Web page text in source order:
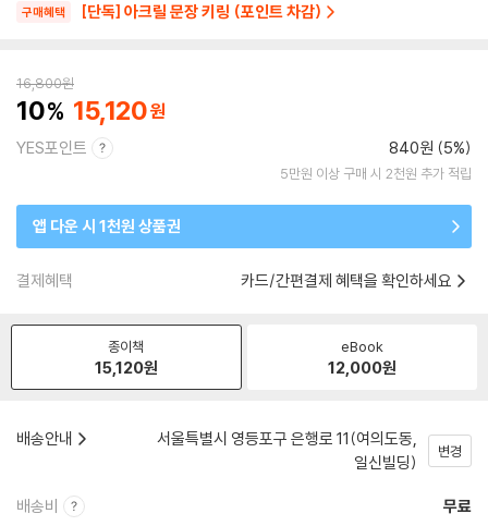
구매혜택 [단독] 아크릴 문장 키링 (포인트 차감)
16,800원
10 15,120
YES포인트 840원 (5%)
5만원 이상 구매 시 2천원 추가 적립
앱 다운 시 1천원 상품권
결제혜택 카드/간편결제 혜택을 확인하세요
종이책
15,120원
eBook
12,000원
배송안내
서울특별시 영등포구 은행로 11(여의도동,
일신빌딩)
변경
배송비 무료